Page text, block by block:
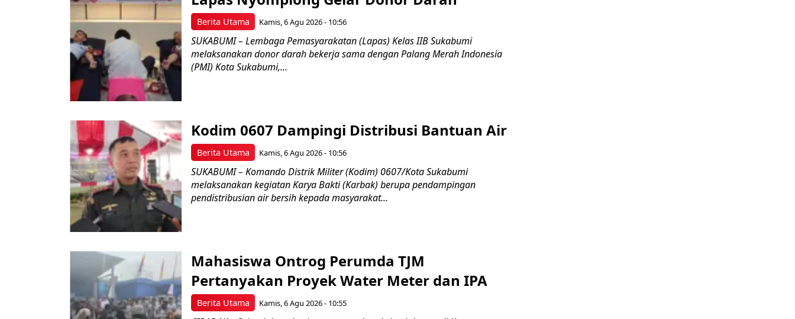
Berita Utama Kamis, 6 Agu 2026 - 10:56
SUKABUMI – Lembaga Pemasyarakatan (Lapas) Kelas IIB Sukabumi
melaksanakan donor darah bekerja sama dengan Palang Merah Indonesia
(PMI) Kota Sukabumi,...
Berita Utama
Kodim 0607 Dampingi Distribusi Bantuan Air
Kamis, 6 Agu 2026 - 10:56
SUKABUMI – Komando Distrik Militer (Kodim) 0607/Kota Sukabumi
melaksanakan kegiatan Karya Bakti (Karbak) berupa pendampingan
pendistribusian air bersih kepada masyarakat...
Berita Utama
Mahasiswa Ontrog Perumda TJM
Pertanyakan Proyek Water Meter dan IPA
Kamis, 6 Agu 2026 - 10:55